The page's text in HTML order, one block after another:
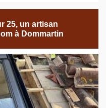
25, un artisan
à Dommartin